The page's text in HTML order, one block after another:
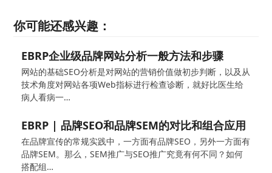
你可能还感兴趣：
EBRP企业级品牌网站分析一般方法和步骤
网站的基础SEO分析是对网站的营销价值做初步判断，以及从
技术角度对网站各项Web指标进行检查诊断，就好比医生给
病人看病一…
EBRP | 品牌SEO和品牌SEM的对比和组合应用
在品牌宣传的常规实践中，一方面有品牌SEO，另外一方面有
品牌SEM。那么，SEM推广与SEO推广究竟有何不同？如何
搭配组…